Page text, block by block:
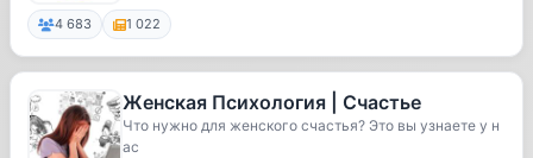
4 683 1 022
Женская Психология | Счастье
Что нужно для женского счастья? Это вы узнаете у н
ас